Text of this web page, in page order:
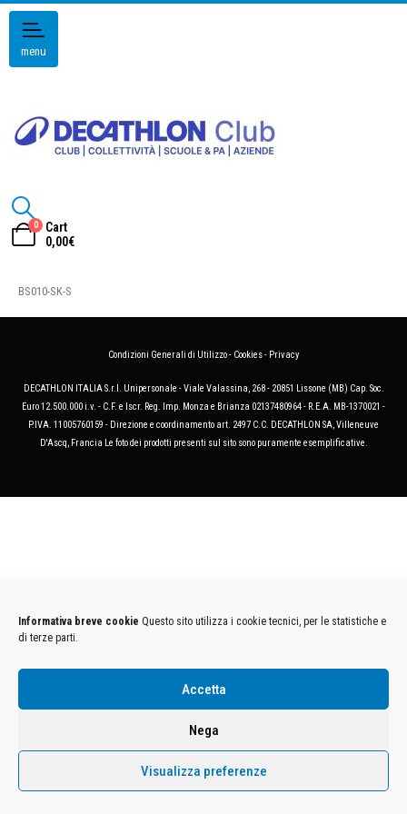
Informativa breve cookie Questo sito utilizza i cookie tecnici, per le statistiche e
di terze parti.
Accetta
Nega
Visualizza preferenze
menu
0
Cart
0,00€
BS010-SK-S
Condizioni Generali di Utilizzo- Cookies- Privacy
DECATHLON ITALIA S.r.l. Unipersonale - Viale Valassina, 268 - 20851 Lissone (MB) Cap. Soc.
Euro 12.500.000 i.v. - C.F. e Iscr. Reg. Imp. Monza e Brianza 02137480964 - R.E.A. MB-1370021 -
P.IVA. 11005760159 - Direzione e coordinamento art. 2497 C.C. DECATHLON SA, Villeneuve
D'Ascq, Francia Le foto dei prodotti presenti sul sito sono puramente esemplificative.